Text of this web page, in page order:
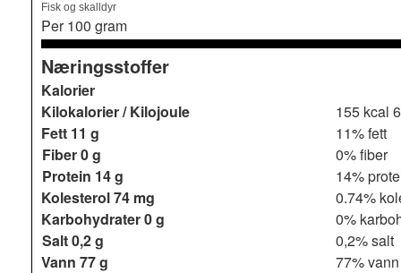
Fisk og skalldyr
Per 100 gram
Næringsstoffer
Kalorier
Kilokalorier / Kilojoule
155 kcal
Fett 11 g
11% fett
Fiber0 g
0% fiber
Protein 14 g
14%
Kolesterol74 mg
0.74%
Karbohydrater0 g
0%
Salt0,2 g
0,2% salt
Vann 77 g 77% vann